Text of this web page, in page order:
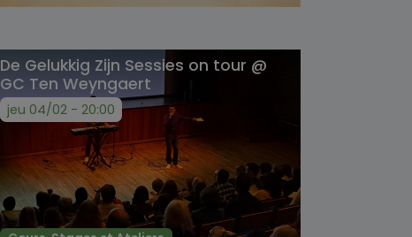
De Gelukkig Zijn Sessies on tour @
GC Ten Weyngaert
jeu 04/02 - 20:00